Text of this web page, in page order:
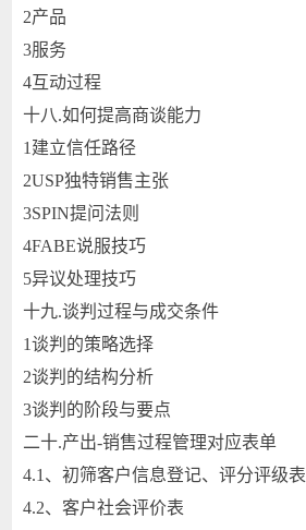
2产品
3服务
4互动过程
十八.如何提高商谈能力
1 建立信任路径
2USP独特销售主张
3SPIN提问法则
4FABE说服技巧
5异议处理技巧
十九.谈判过程与成交条件
1谈判的策略选择
2谈判的结构分析
3谈判的阶段与要点
二十.产出-销售过程管理对应表单
4.1、初筛客户信息登记、评分评级表
4.2、客户社会评价表